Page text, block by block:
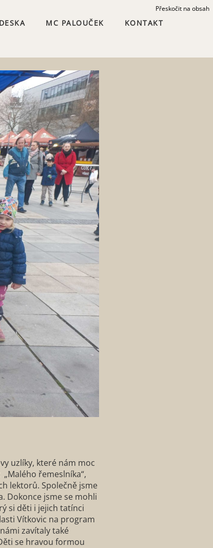
Přeskočit na obsah
MC PALOUČEK KONTAKT
uzlíky, které nám moc
řemeslníka“,
lektorů. Společně jsme
Dokonce jsme se mohli
si děti i jejich tatínci
Vítkovic na program
zavítaly také
se hravou formou